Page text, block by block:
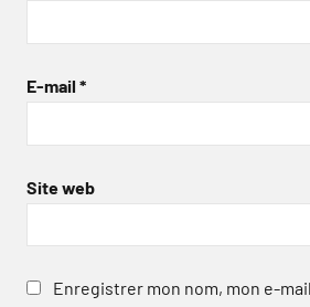
E-mail *
Site web
Enregistrer mon nom, mon e-